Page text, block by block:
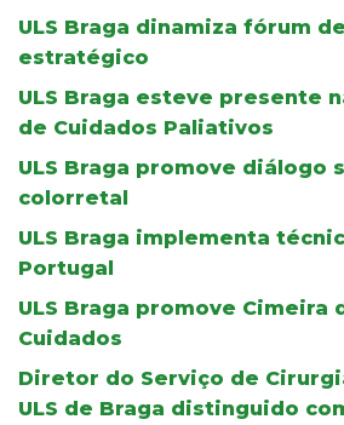
ULS Braga dinamiza fórum
estratégico
ULS Braga esteve presente
de Cuidados Paliativos
ULS Braga promove diálogo
colorretal
ULS Braga implementa
Portugal
ULS Braga promove Cimeira
Cuidados
Diretor do Serviço de
ULS de Braga distinguido